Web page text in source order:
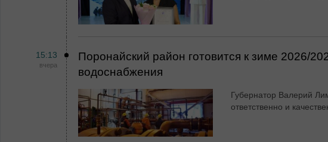
15:13
вчера
Поронайский район готовится к зиме 2026/
водоснабжения
Губернатор Валерий
ответственно и